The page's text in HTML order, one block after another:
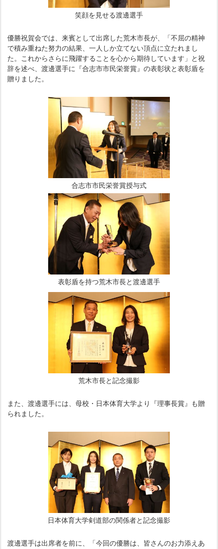
笑顔を見せる渡邊選手
優勝祝賀会では、来賓として出席した荒木市長が、「不屈の精神
で積み重ねた努力の結果、一人しか立てない頂点に立たれまし
た。これからさらに飛躍することを心から期待しています」と祝
辞を述べ、渡邊選手に『合志市市民栄誉賞』の表彰状と表彰盾を
贈りました。
合志市市民栄誉賞授与式
表彰盾を持つ荒木市長と渡邊選手
荒木市長と記念撮影
また、渡邊選手には、母校・日本体育大学より『理事長賞』も贈
られました。
日本体育大学剣道部の関係者と記念撮影
渡邊選手は出席者を前に、「今回の優勝は、皆さんのお力添えあ